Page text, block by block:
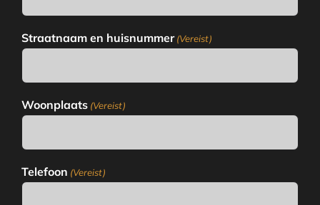
Straatnaam en huisnummer (Vereist)
Woonplaats (Vereist)
Telefoon (Vereist)